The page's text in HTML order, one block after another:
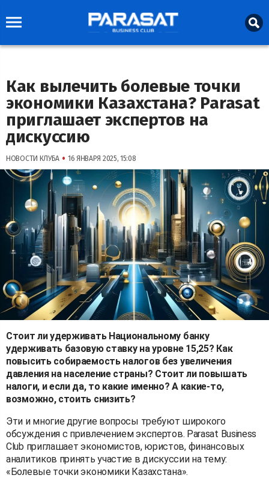
Как вылечить болевые точки
экономики Казахстана? Parasat
приглашает экспертов на
дискуссию
НОВОСТИ КЛУБА • 16 ЯНВАРЯ 2025, 15:08
Стоит ли удерживать Национальному банку
удерживать базовую ставку на уровне 15,25? Как
повысить собираемость налогов без увеличения
давления на население страны? Стоит ли повышать
налоги, и если да, то какие именно? А какие-то,
возможно, стоить снизить?
Эти и многие другие вопросы требуют широкого
обсуждения с привлечением экспертов. Parasat Business
Club приглашает экономистов, юристов, финансовых
аналитиков принять участие в дискуссии на тему:
«Болевые точки экономики Казахстана».